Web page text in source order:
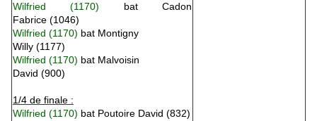
Wilfried (1170) batCadon
Fabrice (1046)
Wilfried (1170) bat Montigny
Willy (1177)
Wilfried (1170) bat Malvoisin
David (900)
1/4 de finale :
Wilfried (1170) bat Poutoire David (832)